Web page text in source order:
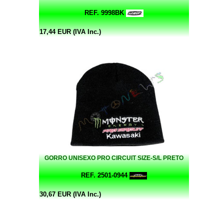
REF. 9998BK
17,44 EUR (IVA Inc.)
GORRO UNISEXO PRO CIRCUIT SIZE-S/L PRETO
REF. 2501-0944
30,67 EUR (IVA Inc.)